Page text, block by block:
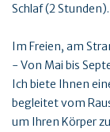
Schlaf (2 Stunden).
Im Freien, am
- Von Mai bis
Ich biete Ihnen
begleitet vom
um Ihren Körper